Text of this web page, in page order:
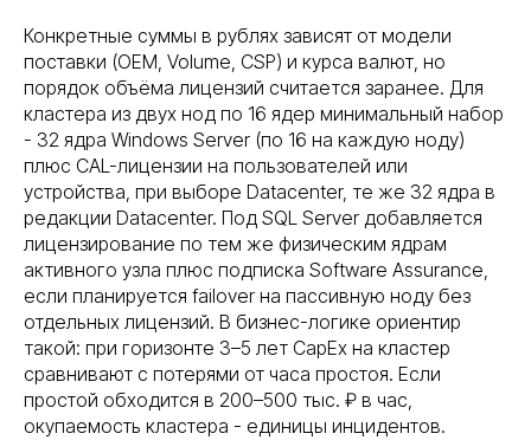
Конкретные суммы в рублях зависят от модели
поставки (OEM, Volume, CSP) и курса валют, но
порядок объёма лицензий считается заранее. Для
кластера из двух нод по 16 ядер минимальный набор
- 32 ядра Windows Server (по 16 на каждую ноду)
плюс CAL-лицензии на пользователей или
устройства, при выборе Datacenter, те же 32 ядра в
редакции Datacenter. Под SQL Server добавляется
лицензирование по тем же физическим ядрам
активного узла плюс подписка Software Assurance,
если планируется failover на пассивную ноду без
отдельных лицензий. В бизнес-логике ориентир
такой: при горизонте 3–5 лет CapEx на кластер
сравнивают с потерями от часа простоя. Если
простой обходится в 200–500 тыс. ₽ в час,
окупаемость кластера - единицы инцидентов.